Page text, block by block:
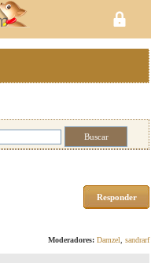
Responder
Moderadores: Damzel sandrarf